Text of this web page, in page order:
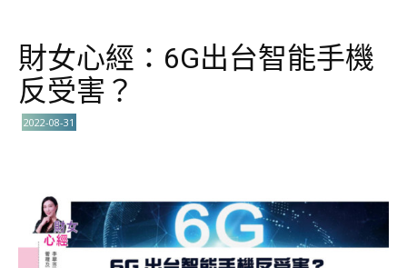
財女心經：6G出台智能手機
反受害？
2022-08-31